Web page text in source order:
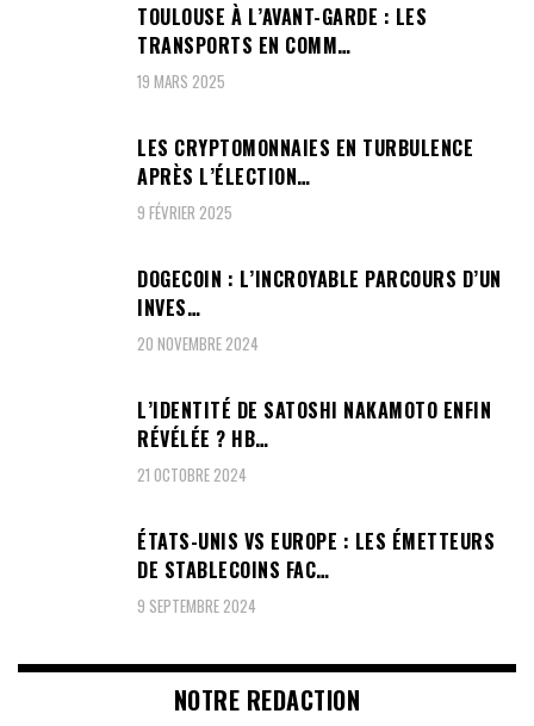
TOULOUSE À L’AVANT-GARDE : LES
TRANSPORTS EN COMM…
19 MARS 2025
LES CRYPTOMONNAIES EN TURBULENCE
APRÈS L’ÉLECTION…
9 FÉVRIER 2025
DOGECOIN : L’INCROYABLE PARCOURS D’UN
INVES…
20 NOVEMBRE 2024
L’IDENTITÉ DE SATOSHI NAKAMOTO ENFIN
RÉVÉLÉE ? HB…
21 OCTOBRE 2024
ÉTATS-UNIS VS EUROPE : LES ÉMETTEURS
DE STABLECOINS FAC…
9 SEPTEMBRE 2024
NOTRE REDACTION